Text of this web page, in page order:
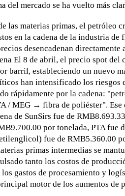
del mercado se ha vuelto más
las materias primas, el petróleo
en la cadena de la industria de
desencadenan directamente
El 8 de abril, el precio spot del
barril, estableciendo un nuevo
han intensificado los riesgos
rápidamente por la cadena:
/ MEG → fibra de poliéster". Ese
de SunSirs fue de
por tonelada, PTA fue
fue de RMB5.360.00
primas intermedias se
tanto los costos de
gastos de procesamiento y
motor de los aumentos de